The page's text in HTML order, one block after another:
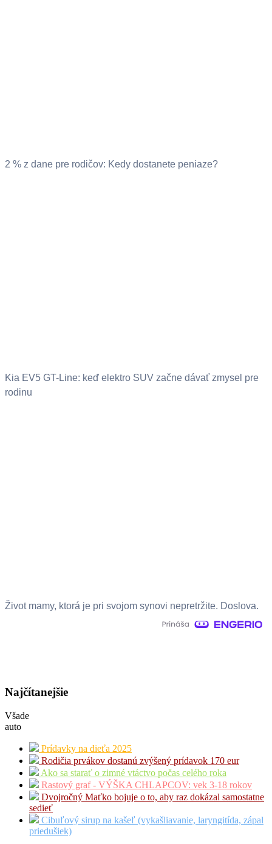
2 % z dane pre rodičov: Kedy dostanete peniaze?
Kia EV5 GT-Line: keď elektro SUV začne dávať zmysel pre
rodinu
Život mamy, ktorá je pri svojom synovi nepretržite. Doslova.
Najčítanejšie
Všade
auto
Prídavky na dieťa 2025
Rodičia prvákov dostanú zvýšený prídavok 170 eur
Ako sa starať o zimné vtáctvo počas celého roka
Rastový graf - VÝŠKA CHLAPCOV: vek 3-18 rokov
Dvojročný Maťko bojuje o to, aby raz dokázal samostatne
sedieť
Cibuľový sirup na kašeľ (vykašliavanie, laryngitída, zápal
priedušiek)